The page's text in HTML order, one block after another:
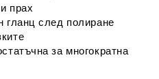
прах
гланц след полиране
за многократна